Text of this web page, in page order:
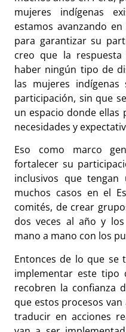
mujeres indígenas
estamos avanzando
para garantizar su
creo que la
haber ningún tipo de
las mujeres
participación, sin que
un espacio donde ellas
necesidades y
Eso como marco
fortalecer su
inclusivos que
muchos casos en el
comités, de crear
dos veces al año y
mano a mano con los
Entonces de lo que se
implementar este tipo
recobren la confianza
que estos procesos
traducir en acciones